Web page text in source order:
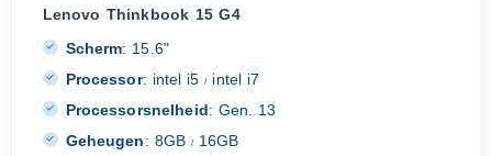
Lenovo Thinkbook 15 G4
Scherm: 15.6"
Processor: intel i5/ intel i7
Processorsnelheid: Gen. 13
Geheugen: 8GB / 16GB